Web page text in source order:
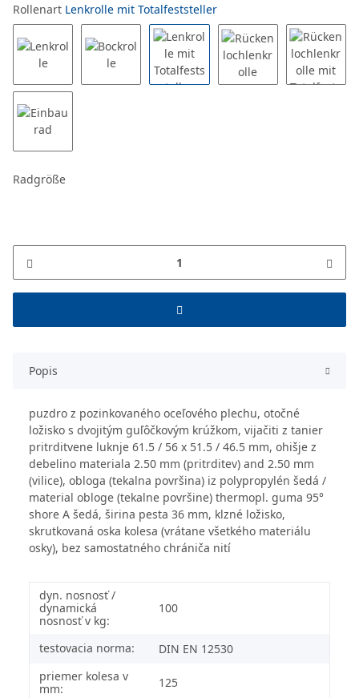
Rollenart Lenkrolle mit Totalfeststeller
Radgröße
Popis
puzdro z pozinkovaného oceľového plechu, otočné
ložisko s dvojitým guľôčkovým krúžkom, vijačiti z tanier
pritrditvene luknje 61.5 / 56 x 51.5 / 46.5 mm, ohišje z
debelino materiala 2.50 mm (pritrditev) and 2.50 mm
(vilice), obloga (tekalna površina) iz polypropylén šedá /
material obloge (tekalne površine) thermopl. guma 95°
shore A šedá, širina pesta 36 mm, klzné ložisko,
skrutkovaná oska kolesa (vrátane všetkého materiálu
osky), bez samostatného chrániča nití
dyn. nosnosť /
dynamická
nosnosť v kg:
100
testovacia norma:
DIN EN 12530
priemer kolesa v
mm:
125